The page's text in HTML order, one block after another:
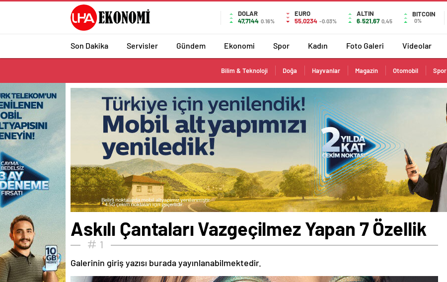
DOLAR
47,7144 0.16%
EURO
55,0234 -0.03%
ALTIN
6.521,67 0,45
BITCOIN
0%
Son Dakika Servisler Gündem Ekonomi Spor Kadın Foto Galeri Videolar
Bilim & Teknoloji Doğa Hayvanlar Magazin Otomobil Spor
Askılı Çantaları Vazgeçilmez Yapan 7 Özellik
1
Galerinin giriş yazısı burada yayınlanabilmektedir.